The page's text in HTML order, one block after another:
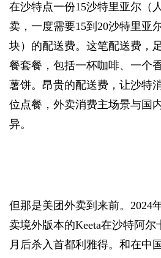
在沙特点一份15沙特里亚尔（
卖，一度需要15到20沙特里亚
块）的配送费。这笔配送费，
餐套餐，包括一杯咖啡、一个
薯饼。昂贵的配送费，让沙特
位点餐，外卖消费主场景与国
异。
但那是美团外卖到来前。2024
卖境外版本的Keeta在沙特阿
月后杀入首都利雅得。和在中